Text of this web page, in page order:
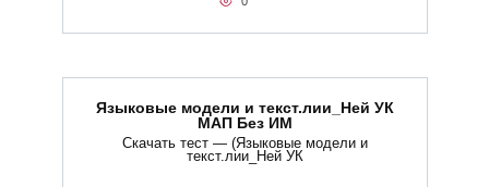
Языковые модели и текст.лии_Ней УК
МАП Без ИМ
Скачать тест — (Языковые модели и
текст.лии_Ней УК